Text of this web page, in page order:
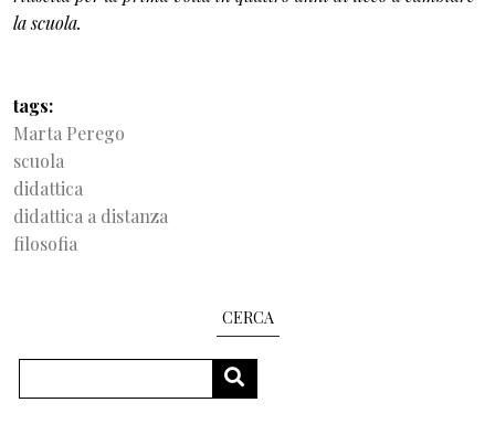
la scuola.
tags
Marta Perego
scuola
didattica
didattica a distanza
filosofia
CERCA
SEARCH